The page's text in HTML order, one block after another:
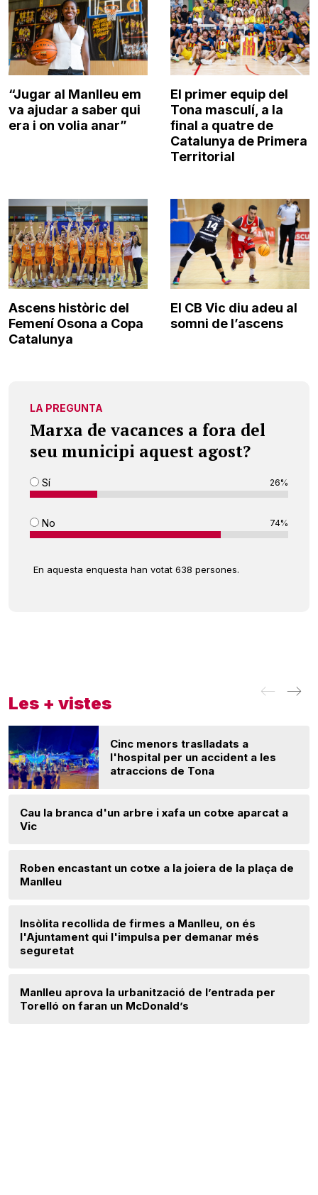
“Jugar al Manlleu em
va ajudar a saber qui
era i on volia anar”
El primer equip del
Tona masculí, a la
final a quatre de
Catalunya de Primera
Territorial
Ascens històric del
Femení Osona a Copa
Catalunya
El CB Vic diu adeu al
somni de l’ascens
LA PREGUNTA
Marxa de vacances a fora del
seu municipi aquest agost?
Sí 26%
No 74%
En aquesta enquesta han votat 638 persones.
Les + vistes
Cinc menors traslladats a
l'hospital per un accident a les
atraccions de Tona
Cau la branca d'un arbre i xafa un cotxe aparcat a
Vic
Roben encastant un cotxe a la joiera de la plaça de
Manlleu
Insòlita recollida de firmes a Manlleu, on és
l'Ajuntament qui l'impulsa per demanar més
seguretat
Manlleu aprova la urbanització de l’entrada per
Torelló on faran un McDonald’s